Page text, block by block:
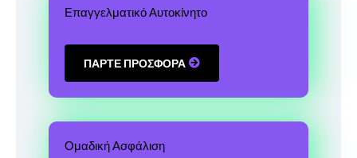
Επαγγελματικό Αυτοκίνητο
ΠΑΡΤΕ ΠΡΟΣΦΟΡΑ
Ομαδική Ασφάλιση